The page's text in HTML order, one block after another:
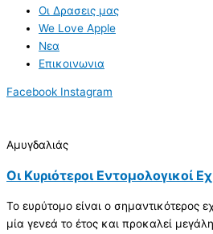
Οι Δρασεις μας
We Love Apple
Νεα
Επικοινωνια
Facebook Instagram
Αμυγδαλιάς
Οι Κυριότεροι Εντομολογικοί
Το ευρύτοµο είναι ο σηµαντικότερος
µία γενεά το έτος και προκαλεί